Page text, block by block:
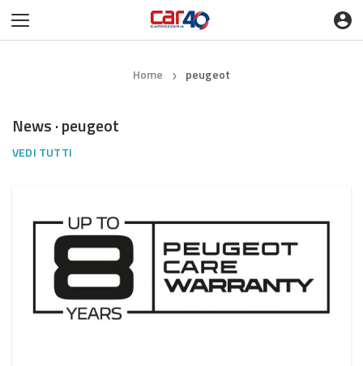
Home ❯ peugeot
News · peugeot
VEDI TUTTI